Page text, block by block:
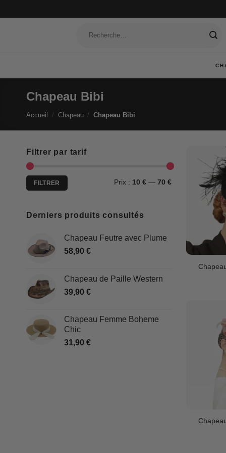
au
pour :
Chapeau Bibi
Accueil / Chapeau / Chapeau Bibi
Filtrer par tarif
Prix
min
Prix
maxFILTRER Prix : 10 €— 70 €
Derniers produits consultés
Chapeau Feutre avec Plume
58,90 €
Chapeau de Paille Western
39,90 €
Chapeau Femme Boheme
Chic
31,90 €